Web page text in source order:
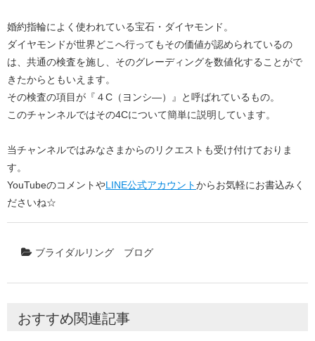
婚約指輪によく使われている宝石・ダイヤモンド。
ダイヤモンドが世界どこへ行ってもその価値が認められているの
は、共通の検査を施し、そのグレーディングを数値化することがで
きたからともいえます。
その検査の項目が『４C（ヨンシ―）』と呼ばれているもの。
このチャンネルではその4Cについて簡単に説明しています。
当チャンネルではみなさまからのリクエストも受け付けておりま
す。
YouTubeのコメントやLINE公式アカウントからお気軽にお書込みく
ださいね☆
ブライダルリング ブログ
おすすめ関連記事